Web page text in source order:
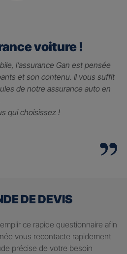
voiture !
l’assurance Gan est pensée
et son contenu. Il vous suffit
de notre assurance auto en
qui choisissez !
DE DEVIS
ce rapide questionnaire afin
vous recontacte rapidement
précise de votre besoin